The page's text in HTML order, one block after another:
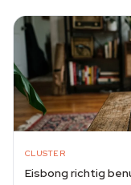
CLUSTER
Eisbong richtig